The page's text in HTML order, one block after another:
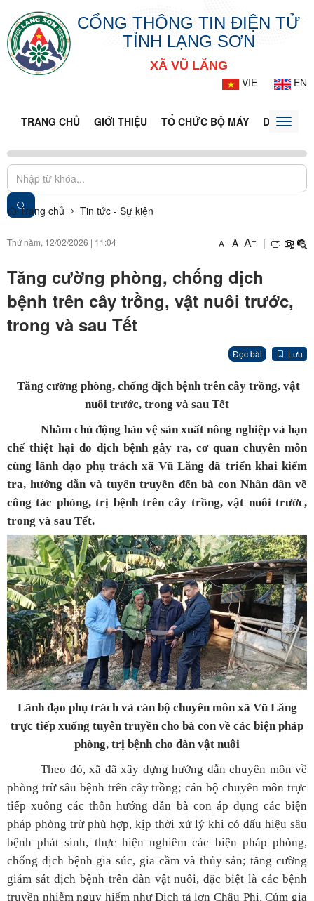
CỔNG THÔNG TIN ĐIỆN TỬ
TỈNH LẠNG SƠN
XÃ VŨ LĂNG
VIE
EN
TRANG CHỦ GIỚI THIỆU TỔ CHỨC BỘ MÁY DOANH
Toggle
Trang chủ Tin tức - Sự kiện
Thứ năm, 12/02/2026 | 11:04 A- A A+ |
Tăng cường phòng, chống dịch
bệnh trên cây trồng, vật nuôi trước,
trong và sau Tết
Đọc bài Lưu
Tăng cường phòng, chống dịch bệnh trên cây trồng, vật
nuôi trước, trong và sau Tết
Nhằm chủ động bảo vệ sản xuất nông nghiệp và hạn
chế thiệt hại do dịch bệnh gây ra, cơ quan chuyên môn
cùng lãnh đạo phụ trách xã Vũ Lăng đã triển khai kiểm
tra, hướng dẫn và tuyên truyền đến bà con Nhân dân về
công tác phòng, trị bệnh trên cây trồng, vật nuôi trước,
trong và sau Tết.
Lãnh đạo phụ trách và cán bộ chuyên môn xã Vũ Lăng
trực tiếp xuống tuyên truyền cho bà con về các biện pháp
phòng, trị bệnh cho đàn vật nuôi
Theo đó, xã đã xây dựng hướng dẫn chuyên môn về
phòng trừ sâu bệnh trên cây trồng; cán bộ chuyên môn trực
tiếp xuống các thôn hướng dẫn bà con áp dụng các biện
pháp phòng trừ phù hợp, kịp thời xử lý khi có dấu hiệu sâu
bệnh phát sinh, thực hiện nghiêm các biện pháp phòng,
chống dịch bệnh gia súc, gia cầm và thủy sản; tăng cường
giám sát dịch bệnh trên đàn vật nuôi, đặc biệt là các bệnh
truyền nhiễm nguy hiểm như Dịch tả lợn Châu Phi, Cúm gia